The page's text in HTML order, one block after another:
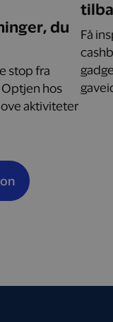
du
stop fra
hos
aktiviteter
Få